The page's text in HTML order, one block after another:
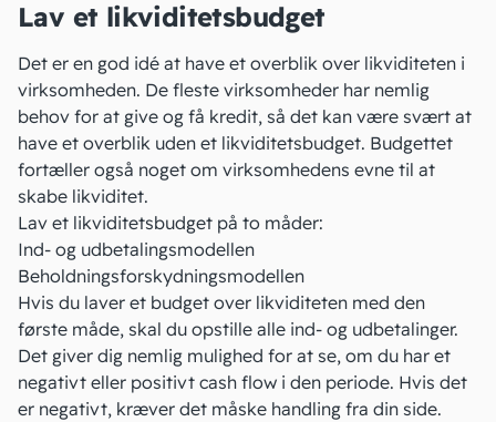
Lav et likviditetsbudget
Det er en god idé at have et overblik over likviditeten i
virksomheden. De fleste virksomheder har nemlig
behov for at give og få kredit, så det kan være svært at
have et overblik uden et likviditetsbudget. Budgettet
fortæller også noget om virksomhedens evne til at
skabe likviditet.
Lav et likviditetsbudget på to måder:
Ind- og udbetalingsmodellen
Beholdningsforskydningsmodellen
Hvis du laver et budget over likviditeten med den
første måde, skal du opstille alle ind- og udbetalinger.
Det giver dig nemlig mulighed for at se, om du har et
negativt eller positivt cash flow i den periode. Hvis det
er negativt, kræver det måske handling fra din side.